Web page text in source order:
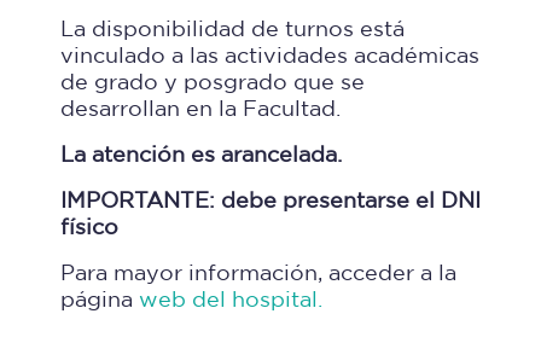
La disponibilidad de turnos está
vinculado a las actividades académicas
de grado y posgrado que se
desarrollan en la Facultad.
La atención es arancelada.
IMPORTANTE: debe presentarse el DNI
físico
Para mayor información, acceder a la
página web del hospital.